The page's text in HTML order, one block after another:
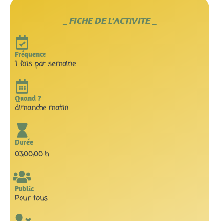
_ FICHE DE L'ACTIVITE _
Fréquence
1 fois par semaine
Quand ?
dimanche matin
Durée
03:00:00 h
Public
Pour tous